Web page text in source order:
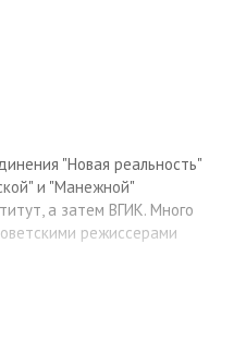
"Новая реальность"
и "Манежной"
а затем ВГИК. Много
режиссерами